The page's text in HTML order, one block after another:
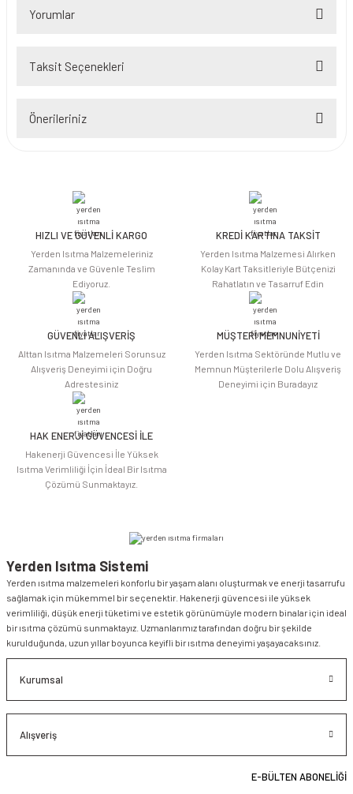
Yorumlar
Taksit Seçenekleri
Önerileriniz
iletebilirsiniz.
Görüş ve önerileriniz için teşekkür ederiz.
Ürün açıklamasında eksik bilgiler bulunuyor.
Ürün bilgilerinde hatalar bulunuyor.
Ürün fiyatı diğer sitelerden daha pahalı.
Bu ürüne benzer farklı alternatifler olmalı.
HIZLI VE GÜVENLİ KARGO
Yerden Isıtma Malzemeleriniz
Zamanında ve Güvenle Teslim
Ediyoruz.
KREDİ KARTINA TAKSİT
Yerden Isıtma Malzemesi Alırken
Kolay Kart Taksitleriyle Bütçenizi
Rahatlatın ve Tasarruf Edin
GÜVENLİ ALIŞVERİŞ
Alttan Isıtma Malzemeleri Sorunsuz
Alışveriş Deneyimi için Doğru
Adrestesiniz
MÜŞTERİ MEMNUNİYETİ
Yerden Isıtma Sektöründe Mutlu ve
Memnun Müşterilerle Dolu Alışveriş
Deneyimi için Buradayız
HAK ENERJİ GÜVENCESİ İLE
Hakenerji Güvencesi İle Yüksek
Isıtma Verimliliği İçin İdeal Bir Isıtma
Çözümü Sunmaktayız.
Yerden Isıtma Sistemi
Yerden ısıtma malzemeleri konforlu bir yaşam alanı oluşturmak ve enerji tasarrufu
sağlamak için mükemmel bir seçenektir. Hakenerji güvencesi ile yüksek
verimliliği, düşük enerji tüketimi ve estetik görünümüyle modern binalar için ideal
bir ısıtma çözümü sunmaktayız. Uzmanlarımız tarafından doğru bir şekilde
kurulduğunda, uzun yıllar boyunca keyifli bir ısıtma deneyimi yaşayacaksınız.
Kurumsal
Alışveriş
E-BÜLTEN ABONELİĞİ